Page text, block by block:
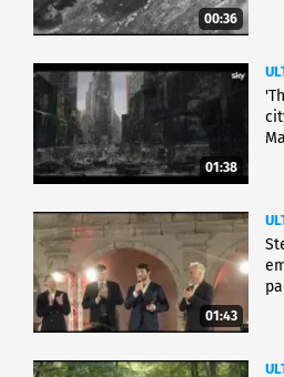
00:36
01:38
01:43